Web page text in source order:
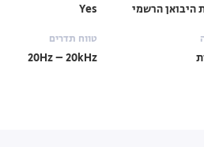
היבואן הרשמי Yes
טווח תדרים
20Hz – 20kHz